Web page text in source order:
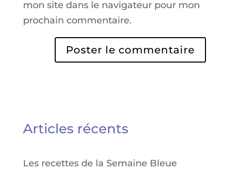
mon site dans le navigateur pour mon
prochain commentaire.
Articles récents
Les recettes de la Semaine Bleue